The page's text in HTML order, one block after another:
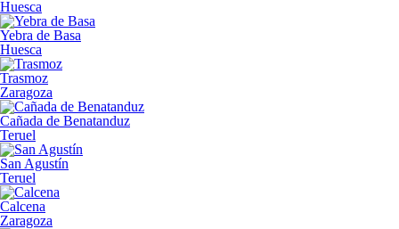
Huesca
Yebra de Basa
Huesca
Trasmoz
Zaragoza
Cañada de Benatanduz
Teruel
San Agustín
Teruel
Calcena
Zaragoza